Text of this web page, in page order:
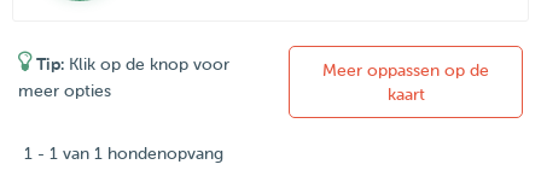
Tip: Klik op de knop voor
meer opties
Meer oppassen op de
kaart
1 - 1 van 1 hondenopvang